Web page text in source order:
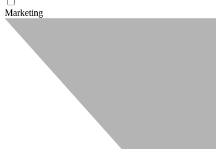
Marketing